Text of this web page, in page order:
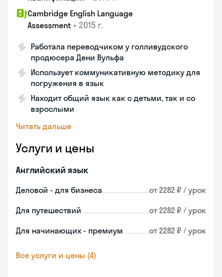
Cambridge English Language
Assessment • 2015 г.
Работала переводчиком у голливудского
продюсера Дени Вульфа
Использует коммуникативную методику для
погружения в язык
Находит общий язык как с детьми, так и со
взрослыми
Читать дальше
Услуги и цены
Английский язык
Деловой - для бизнеса от 2282 ₽ / урок
Для путешествий от 2282 ₽ / урок
Для начинающих - премиум от 2282 ₽ / урок
Все услуги и цены (4)